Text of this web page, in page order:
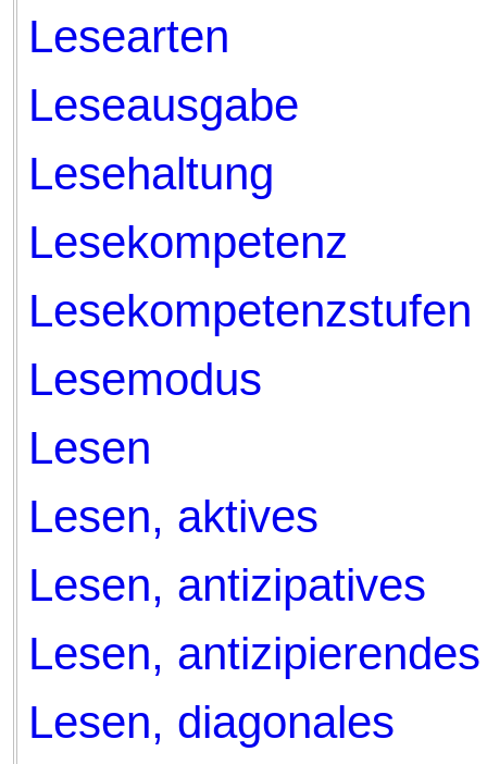
Lesearten
Leseausgabe
Lesehaltung
Lesekompetenz
Lesekompetenzstufen
Lesemodus
Lesen
Lesen, aktives
Lesen, antizipatives
Lesen, antizipierendes
Lesen, diagonales